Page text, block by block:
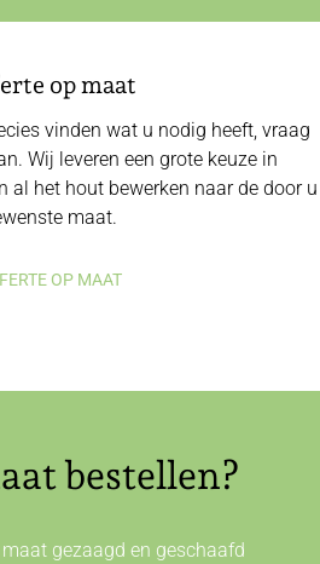
op maat
vinden wat u nodig heeft, vraag
Wij leveren een grote keuze in
al het hout bewerken naar de door u
maat.
OP MAAT
bestellen?
gezaagd en geschaafd